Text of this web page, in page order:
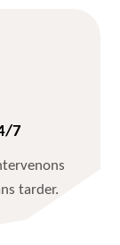
7
tarder.